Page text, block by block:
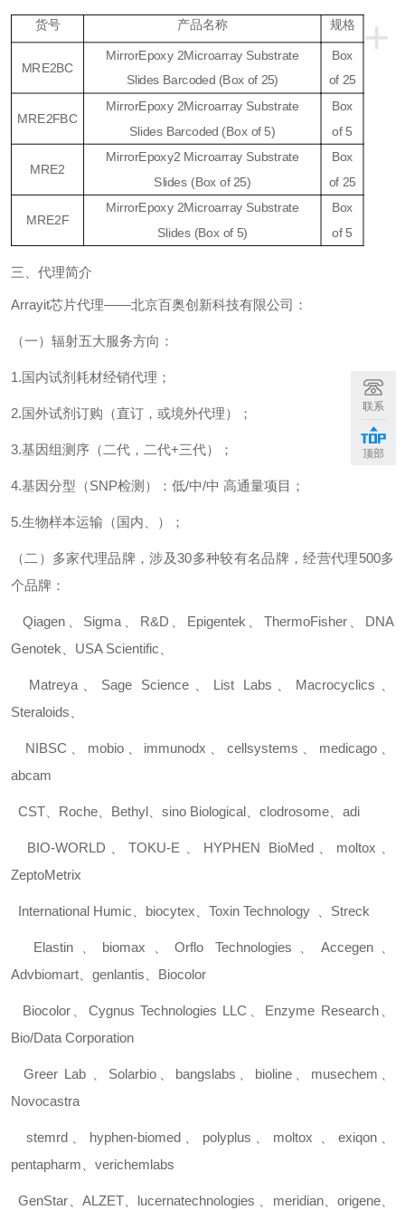
+
货号 产品名称 规格
MRE2BC
MirrorEpoxy 2Microarray Substrate
Slides Barcoded (Box of 25)
Box
of 25
MRE2FBC
MirrorEpoxy 2Microarray Substrate
Slides Barcoded (Box of 5)
Box
of 5
MRE2
MirrorEpoxy2 Microarray Substrate
Slides (Box of 25)
Box
of 25
MRE2F
MirrorEpoxy 2Microarray Substrate
Slides (Box of 5)
Box
of 5
三、代理简介
Arrayit芯片代理——北京百奥创新科技有限公司：
（一）辐射五大服务方向：
1.国内试剂耗材经销代理；
2.国外试剂订购（直订，或境外代理）；
3.基因组测序（二代，二代+三代）；
4.基因分型（SNP检测）：低/中/中 高通量项目；
5.生物样本运输（国内、）；
（二）多家代理品牌，涉及30多种较有名品牌，经营代理500多
个品牌：
Qiagen Sigma R&D Epigentek ThermoFisher、 DNA
Genotek
USA Scientific
Matreya、 Sage Science List Labs Macrocyclics
Steraloids
NIBSC mobio、 immunodx 、cellsystems medicago
abcam
CST Roche Bethyl sino Biological clodrosome adi
BIO-WORLD 、TOKU-E HYPHEN BioMed、 moltox
ZeptoMetrix
International Humic biocytex Toxin Technology Streck
Elastin biomax Orflo Technologies Accegen、
Advbiomart
genlantis Biocolor
Biocolor、 Cygnus Technologies LLC Enzyme Research、
Bio/Data Corporation
Greer Lab Solarbio bangslabs bioline musechem
Novocastra
stemrd、 hyphen-biomed、 polyplus moltox exiqon、
pentapharm
verichemlabs
GenStar ALZET、 lucernatechnologies meridian、 origene、
联系
顶部